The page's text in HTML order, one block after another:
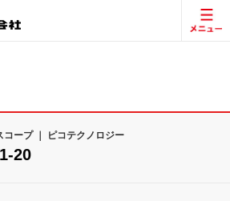
ープ ｜ ピコテクノロジー
20